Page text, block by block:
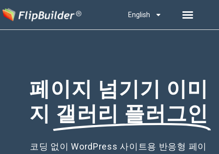
English
페이지 넘기기 이미
지 갤러리 플러그인
코딩 없이 WordPress 사이트용 반응형 페이